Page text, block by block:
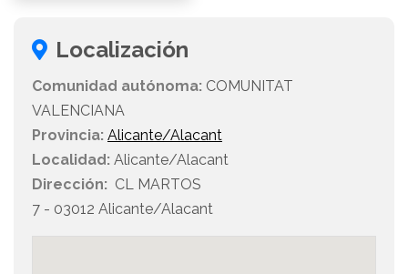
Localización
Comunidad autónoma: COMUNITAT
VALENCIANA
Provincia: Alicante/Alacant
Localidad: Alicante/Alacant
Dirección: CL MARTOS
7 - 03012 Alicante/Alacant